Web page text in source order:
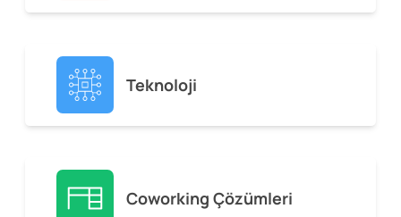
Teknoloji
Coworking Çözümleri